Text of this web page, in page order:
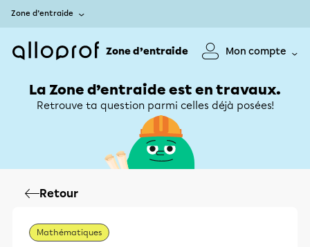
Zone d’entraide
Zone d’entraide Mon compte
La Zone d’entraide est en travaux.
Retrouve ta question parmi celles déjà posées!
Retour
Mathématiques